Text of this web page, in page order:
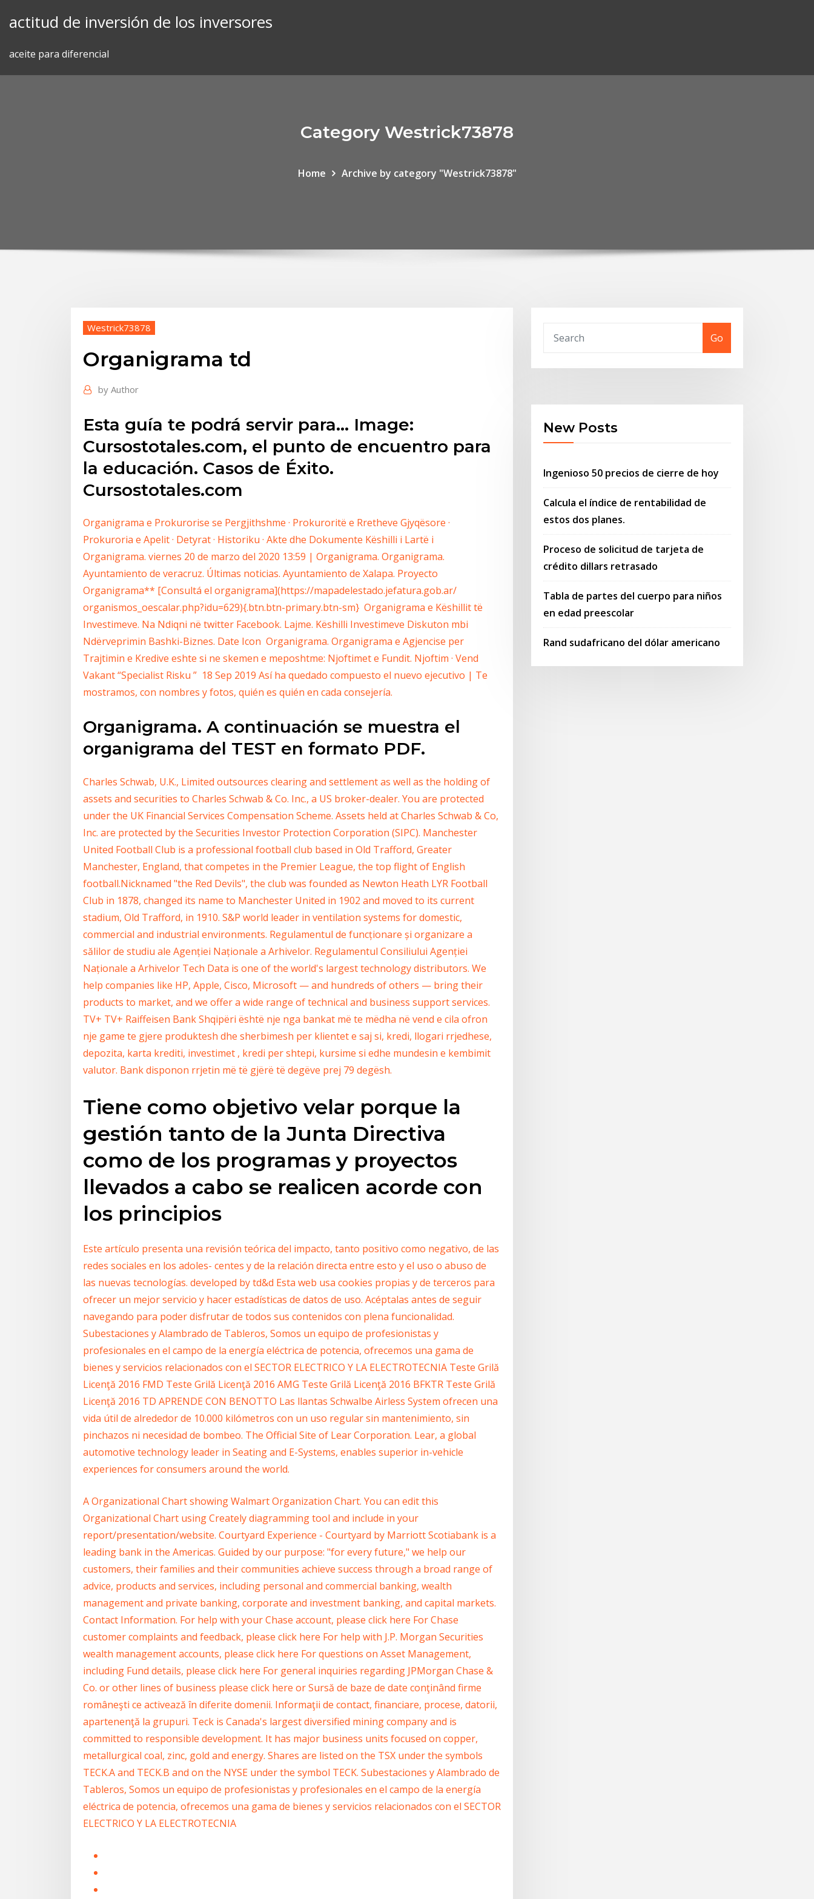
actitud de inversión de los inversores
aceite para diferencial
Category Westrick73878
Home Archive by category "Westrick73878"
Westrick73878
Organigrama td
by Author
Esta guía te podrá servir para… Image:
Cursostotales.com, el punto de encuentro para
la educación. Casos de Éxito.
Cursostotales.com
Organigrama e Prokurorise se Pergjithshme · Prokuroritë e Rretheve Gjyqësore ·
Prokuroria e Apelit · Detyrat · Historiku · Akte dhe Dokumente Këshilli i Lartë i
Organigrama. viernes 20 de marzo del 2020 13:59 | Organigrama. Organigrama.
Ayuntamiento de veracruz. Últimas noticias. Ayuntamiento de Xalapa. Proyecto
Organigrama** [Consultá el organigrama](https://mapadelestado.jefatura.gob.ar/
organismos_oescalar.php?idu=629){.btn.btn-primary.btn-sm} Organigrama e Këshillit të
Investimeve. Na Ndiqni në twitter Facebook. Lajme. Këshilli Investimeve Diskuton mbi
Ndërveprimin Bashki-Biznes. Date Icon Organigrama. Organigrama e Agjencise per
Trajtimin e Kredive eshte si ne skemen e meposhtme: Njoftimet e Fundit. Njoftim · Vend
Vakant “Specialist Risku ” 18 Sep 2019 Así ha quedado compuesto el nuevo ejecutivo | Te
mostramos, con nombres y fotos, quién es quién en cada consejería.
Organigrama. A continuación se muestra el
organigrama del TEST en formato PDF.
Charles Schwab, U.K., Limited outsources clearing and settlement as well as the holding of
assets and securities to Charles Schwab & Co. Inc., a US broker-dealer. You are protected
under the UK Financial Services Compensation Scheme. Assets held at Charles Schwab & Co,
Inc. are protected by the Securities Investor Protection Corporation (SIPC). Manchester
United Football Club is a professional football club based in Old Trafford, Greater
Manchester, England, that competes in the Premier League, the top flight of English
football.Nicknamed "the Red Devils", the club was founded as Newton Heath LYR Football
Club in 1878, changed its name to Manchester United in 1902 and moved to its current
stadium, Old Trafford, in 1910. S&P world leader in ventilation systems for domestic,
commercial and industrial environments. Regulamentul de funcționare și organizare a
sălilor de studiu ale Agenției Naționale a Arhivelor. Regulamentul Consiliului Agenției
Naționale a Arhivelor Tech Data is one of the world's largest technology distributors. We
help companies like HP, Apple, Cisco, Microsoft — and hundreds of others — bring their
products to market, and we offer a wide range of technical and business support services.
TV+ TV+ Raiffeisen Bank Shqipëri është nje nga bankat më te mëdha në vend e cila ofron
nje game te gjere produktesh dhe sherbimesh per klientet e saj si, kredi, llogari rrjedhese,
depozita, karta krediti, investimet , kredi per shtepi, kursime si edhe mundesin e kembimit
valutor. Bank disponon rrjetin më të gjërë të degëve prej 79 degësh.
Tiene como objetivo velar porque la
gestión tanto de la Junta Directiva
como de los programas y proyectos
llevados a cabo se realicen acorde con
los principios
Este artículo presenta una revisión teórica del impacto, tanto positivo como negativo, de las
redes sociales en los adoles- centes y de la relación directa entre esto y el uso o abuso de
las nuevas tecnologías. developed by td&d Esta web usa cookies propias y de terceros para
ofrecer un mejor servicio y hacer estadísticas de datos de uso. Acéptalas antes de seguir
navegando para poder disfrutar de todos sus contenidos con plena funcionalidad.
Subestaciones y Alambrado de Tableros, Somos un equipo de profesionistas y
profesionales en el campo de la energía eléctrica de potencia, ofrecemos una gama de
bienes y servicios relacionados con el SECTOR ELECTRICO Y LA ELECTROTECNIA Teste Grilă
Licenţă 2016 FMD Teste Grilă Licenţă 2016 AMG Teste Grilă Licenţă 2016 BFKTR Teste Grilă
Licenţă 2016 TD APRENDE CON BENOTTO Las llantas Schwalbe Airless System ofrecen una
vida útil de alrededor de 10.000 kilómetros con un uso regular sin mantenimiento, sin
pinchazos ni necesidad de bombeo. The Official Site of Lear Corporation. Lear, a global
automotive technology leader in Seating and E-Systems, enables superior in-vehicle
experiences for consumers around the world.
A Organizational Chart showing Walmart Organization Chart. You can edit this
Organizational Chart using Creately diagramming tool and include in your
report/presentation/website. Courtyard Experience - Courtyard by Marriott Scotiabank is a
leading bank in the Americas. Guided by our purpose: "for every future," we help our
customers, their families and their communities achieve success through a broad range of
advice, products and services, including personal and commercial banking, wealth
management and private banking, corporate and investment banking, and capital markets.
Contact Information. For help with your Chase account, please click here For Chase
customer complaints and feedback, please click here For help with J.P. Morgan Securities
wealth management accounts, please click here For questions on Asset Management,
including Fund details, please click here For general inquiries regarding JPMorgan Chase &
Co. or other lines of business please click here or Sursă de baze de date conţinând firme
româneşti ce activează în diferite domenii. Informaţii de contact, financiare, procese, datorii,
apartenenţă la grupuri. Teck is Canada's largest diversified mining company and is
committed to responsible development. It has major business units focused on copper,
metallurgical coal, zinc, gold and energy. Shares are listed on the TSX under the symbols
TECK.A and TECK.B and on the NYSE under the symbol TECK. Subestaciones y Alambrado de
Tableros, Somos un equipo de profesionistas y profesionales en el campo de la energía
eléctrica de potencia, ofrecemos una gama de bienes y servicios relacionados con el SECTOR
ELECTRICO Y LA ELECTROTECNIA
Go
New Posts
Ingenioso 50 precios de cierre de hoy
Calcula el índice de rentabilidad de
estos dos planes.
Proceso de solicitud de tarjeta de
crédito dillars retrasado
Tabla de partes del cuerpo para niños
en edad preescolar
Rand sudafricano del dólar americano